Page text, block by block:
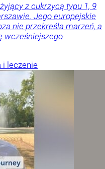
z cukrzycą typu 1, 9
Jego europejskie
nie przekreśla marzeń, a
wcześniejszego
i leczenie